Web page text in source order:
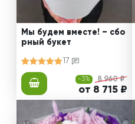
Мы будем вместе! – сбо
рный букет
17
-3% 8 960 ₽
от 8 715 ₽